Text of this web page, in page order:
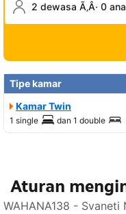
2 dewasa Ã‚Â· 0
Tipe kamar
Kamar Twin
1 single dan 1 double
Aturan
WAHANA138 -